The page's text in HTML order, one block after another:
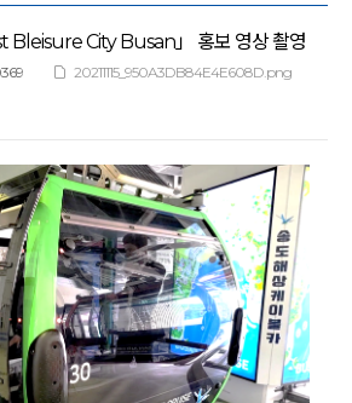
Bleisure City Busan」 홍보 영상 촬영
20211115_950A3DB84E4E608D.png